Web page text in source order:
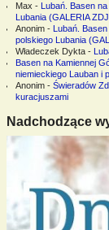
Max - Lubań. Basen
Lubania (GALERIA
Anonim- Lubań.
polskiego Lubania
Władeczek Dykta-
Basen na Kamiennej
niemieckiego Lauban i
Anonim- Świeradów
kuracjuszami
Nadchodzące